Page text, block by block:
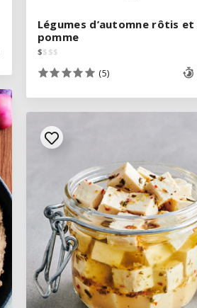
Légumes d’automne rôtis et
pomme
$$ $$
(5)
Légumes d’automne rôtis et
pomme
$$ $$
(5)
VOIR LA RECETTE